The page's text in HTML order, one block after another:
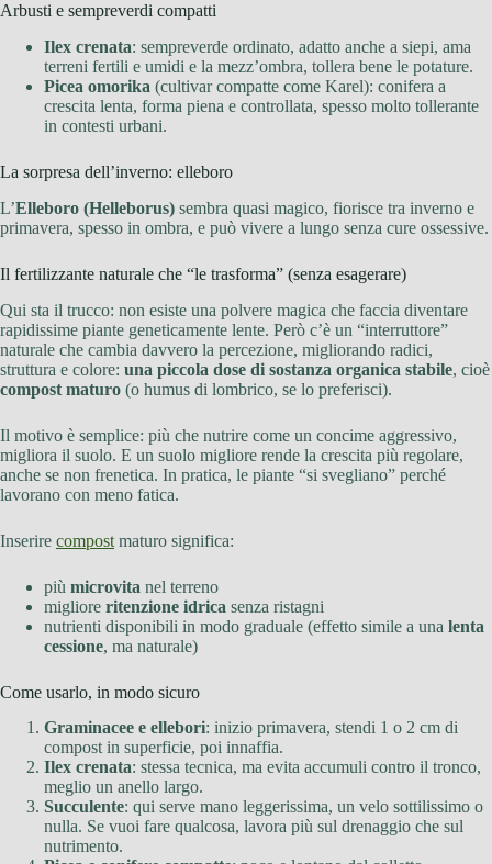
Arbusti e sempreverdi compatti
Ilex crenata: sempreverde ordinato, adatto anche a siepi, ama
terreni fertili e umidi e la mezz’ombra, tollera bene le potature.
Picea omorika (cultivar compatte come Karel): conifera a
crescita lenta, forma piena e controllata, spesso molto tollerante
in contesti urbani.
La sorpresa dell’inverno: elleboro
L’Elleboro (Helleborus) sembra quasi magico, fiorisce tra inverno e
primavera, spesso in ombra, e può vivere a lungo senza cure ossessive.
Il fertilizzante naturale che “le trasforma” (senza esagerare)
Qui sta il trucco: non esiste una polvere magica che faccia diventare
rapidissime piante geneticamente lente. Però c’è un “interruttore”
naturale che cambia davvero la percezione, migliorando radici,
struttura e colore: una piccola dose di sostanza organica stabile, cioè
compost maturo (o humus di lombrico, se lo preferisci).
Il motivo è semplice: più che nutrire come un concime aggressivo,
migliora il suolo. E un suolo migliore rende la crescita più regolare,
anche se non frenetica. In pratica, le piante “si svegliano” perché
lavorano con meno fatica.
Inserire compost maturo significa:
più microvita nel terreno
migliore ritenzione idrica senza ristagni
nutrienti disponibili in modo graduale (effetto simile a una lenta
cessione, ma naturale)
Come usarlo, in modo sicuro
Graminacee e ellebori: inizio primavera, stendi 1 o 2 cm di
compost in superficie, poi innaffia.
Ilex crenata: stessa tecnica, ma evita accumuli contro il tronco,
meglio un anello largo.
Succulente: qui serve mano leggerissima, un velo sottilissimo o
nulla. Se vuoi fare qualcosa, lavora più sul drenaggio che sul
nutrimento.